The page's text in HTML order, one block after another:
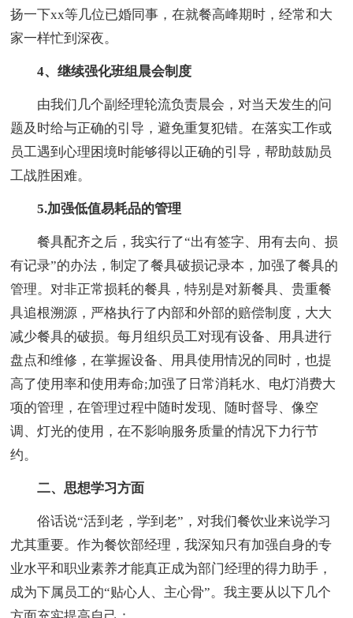
扬一下xx等几位已婚同事，在就餐高峰期时，经常和大
家一样忙到深夜。
4、继续强化班组晨会制度
由我们几个副经理轮流负责晨会，对当天发生的问
题及时给与正确的引导，避免重复犯错。在落实工作或
员工遇到心理困境时能够得以正确的引导，帮助鼓励员
工战胜困难。
5.加强低值易耗品的管理
餐具配齐之后，我实行了“出有签字、用有去向、损
有记录”的办法，制定了餐具破损记录本，加强了餐具的
管理。对非正常损耗的餐具，特别是对新餐具、贵重餐
具追根溯源，严格执行了内部和外部的赔偿制度，大大
减少餐具的破损。每月组织员工对现有设备、用具进行
盘点和维修，在掌握设备、用具使用情况的同时，也提
高了使用率和使用寿命;加强了日常消耗水、电灯消费大
项的管理，在管理过程中随时发现、随时督导、像空
调、灯光的使用，在不影响服务质量的情况下力行节
约。
二、思想学习方面
俗话说“活到老，学到老”，对我们餐饮业来说学习
尤其重要。作为餐饮部经理，我深知只有加强自身的专
业水平和职业素养才能真正成为部门经理的得力助手，
成为下属员工的“贴心人、主心骨”。我主要从以下几个